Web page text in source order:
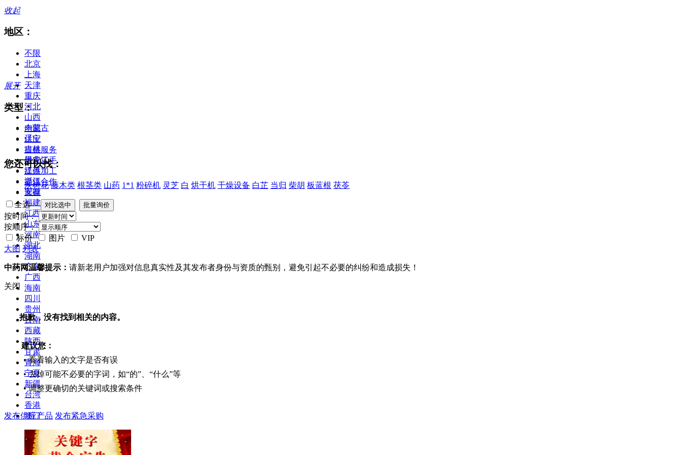
收起
地区：
不限
北京
上海
天津
重庆
河北
山西
内蒙古
辽宁
吉林
黑龙江
江苏
浙江
安徽
福建
江西
山东
河南
湖北
湖南
广东
广西
海南
四川
贵州
云南
西藏
陕西
甘肃
青海
宁夏
新疆
台湾
香港
澳门
展开
类型：
全部
供应
提供服务
供应二手
提供加工
提供合作
库存
您还可以找：
灰树花 藤木类 根茎类 山药 1*1 粉碎机 灵芝 白 烘干机 干燥设备 白芷 当归 柴胡 板蓝根 茯苓
全选
按时间：
按顺序：
标价
图片
VIP
大图 列表
中药网温馨提示： 请新老用户加强对信息真实性及其发布者身份与资质的甄别，避免引起不必要的纠纷和造成损失！
关闭
抱歉，没有找到相关的内容。
建议您：
• 看看输入的文字是否有误
• 去掉可能不必要的字词，如“的”、“什么”等
• 调整更确切的关键词或搜索条件
发布供应产品 发布紧急采购